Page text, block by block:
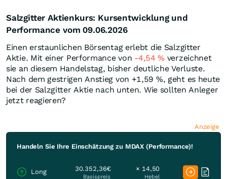
Salzgitter Aktienkurs: Kursentwicklung und
Performance vom 09.06.2026
Einen erstaunlichen Börsentag erlebt die Salzgitter
Aktie. Mit einer Performance von -4,54% verzeichnet
sie an diesem Handelstag, bisher deutliche Verluste.
Nach dem gestrigen Anstieg von +1,59 %, geht es heute
bei der Salzgitter Aktie nach unten. Wie sollten Anleger
jetzt reagieren?
Anzeige
Handeln Sie Ihre Einschätzung zu MDAX (Performance)!
Long 30.352,36€
Basispreis
× 14,50
Hebel